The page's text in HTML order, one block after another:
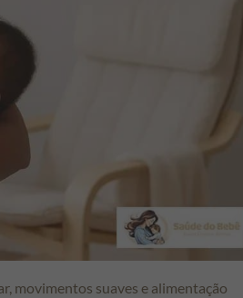
movimentos suaves e alimentação